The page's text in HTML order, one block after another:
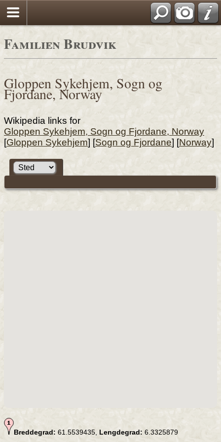
Familien Brudvik
Gloppen Sykehjem, Sogn og
Fjordane, Norway
Wikipedia links for
Gloppen Sykehjem, Sogn og Fjordane, Norway
[Gloppen Sykehjem] [Sogn og Fjordane] [Norway]
Breddegrad: 61.5539435, Lengdegrad: 6.3325879